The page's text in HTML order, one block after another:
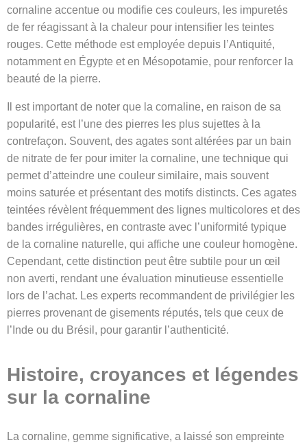
cornaline accentue ou modifie ces couleurs, les impuretés
de fer réagissant à la chaleur pour intensifier les teintes
rouges. Cette méthode est employée depuis l’Antiquité,
notamment en Égypte et en Mésopotamie, pour renforcer la
beauté de la pierre.
Il est important de noter que la cornaline, en raison de sa
popularité, est l’une des pierres les plus sujettes à la
contrefaçon. Souvent, des agates sont altérées par un bain
de nitrate de fer pour imiter la cornaline, une technique qui
permet d’atteindre une couleur similaire, mais souvent
moins saturée et présentant des motifs distincts. Ces agates
teintées révèlent fréquemment des lignes multicolores et des
bandes irrégulières, en contraste avec l’uniformité typique
de la cornaline naturelle, qui affiche une couleur homogène.
Cependant, cette distinction peut être subtile pour un œil
non averti, rendant une évaluation minutieuse essentielle
lors de l’achat. Les experts recommandent de privilégier les
pierres provenant de gisements réputés, tels que ceux de
l’Inde ou du Brésil, pour garantir l’authenticité.
Histoire, croyances et légendes
sur la cornaline
La cornaline, gemme significative, a laissé son empreinte